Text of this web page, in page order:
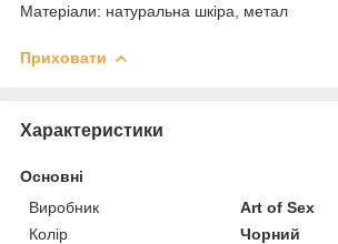
Матеріали: натуральна шкіра, метал
Приховати
Характеристики
Основні
Виробник
Art of Sex
Колір
Чорний